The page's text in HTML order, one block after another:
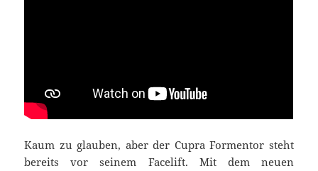
Kaum zu glauben, aber der Cupra Formentor steht
bereits vor seinem Facelift. Mit dem neuen